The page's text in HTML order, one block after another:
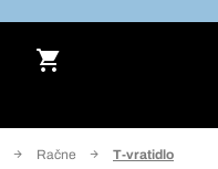
Račne T-vratidlo